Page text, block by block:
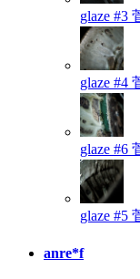
glaze #3
glaze #4
glaze #6
glaze #5
anre*f